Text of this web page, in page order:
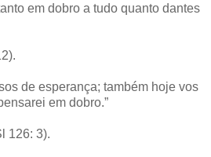
em dobro a tudo quanto dantes
de esperança; também hoje vos
em dobro.”
126: 3).